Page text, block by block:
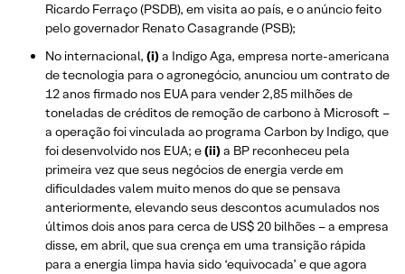
Ricardo Ferraço (PSDB), em visita ao país, e o anúncio feito
pelo governador Renato Casagrande (PSB);
No internacional, (i)a Indigo Aga, empresa norte-americana
de tecnologia para o agronegócio, anunciou um contrato de
12 anos firmado nos EUA para vender 2,85 milhões de
toneladas de créditos de remoção de carbono à Microsoft –
a operação foi vinculada ao programa Carbon by Indigo, que
foi desenvolvido nos EUA; e(ii)a BP reconheceu pela
primeira vez que seus negócios de energia verde em
dificuldades valem muito menos do que se pensava
anteriormente, elevando seus descontos acumulados nos
últimos dois anos para cerca de US$ 20 bilhões – a empresa
disse, em abril, que sua crença em uma transição rápida
para a energia limpa havia sido ‘equivocada’ e que agora